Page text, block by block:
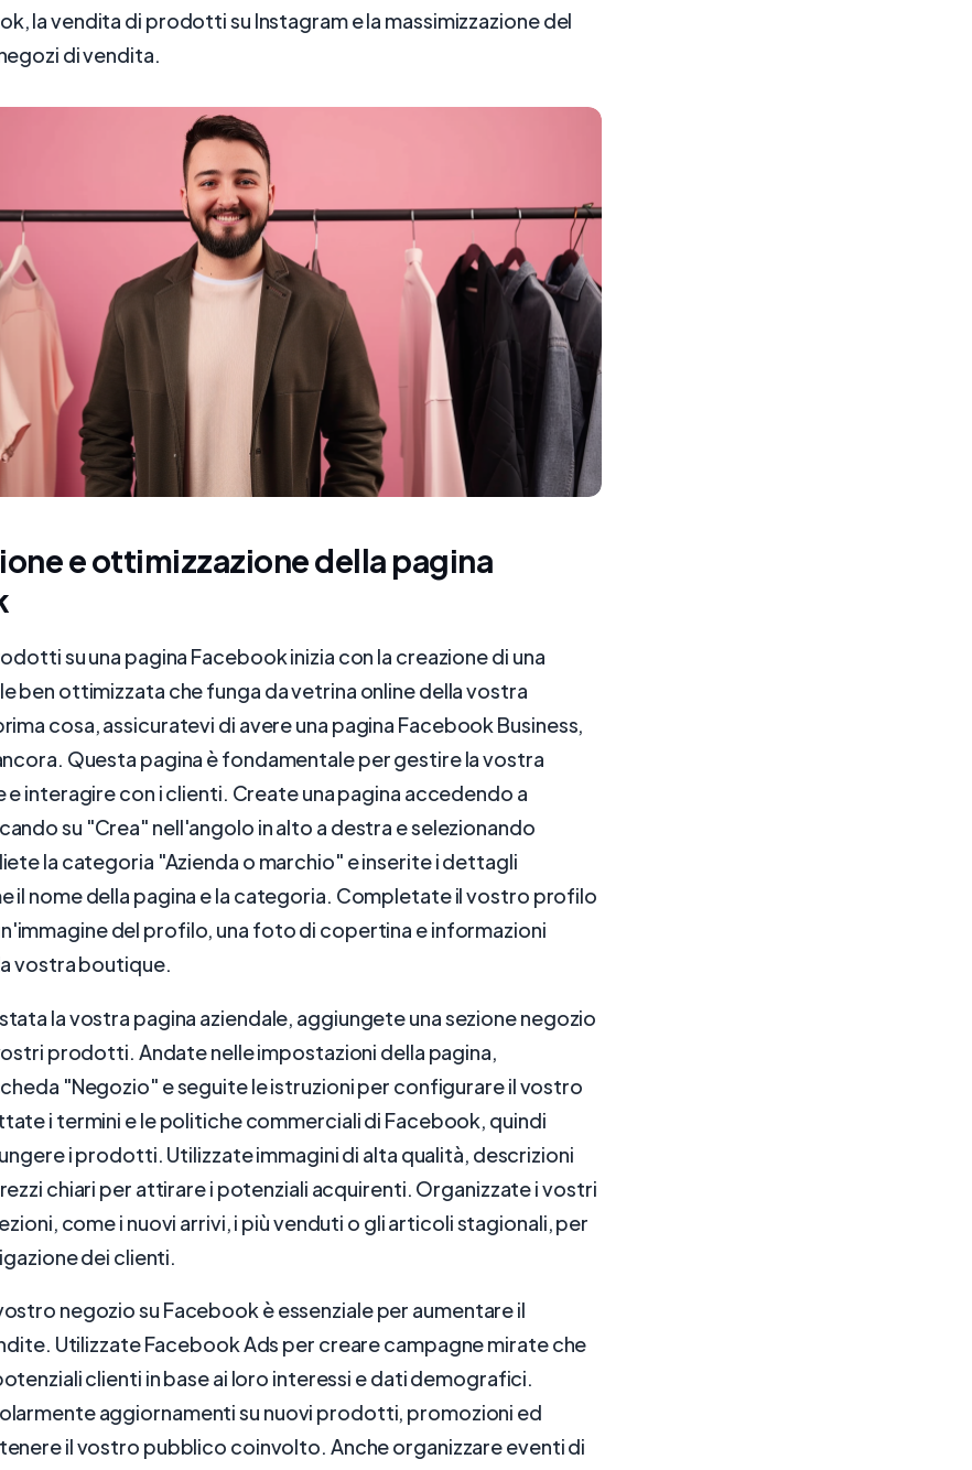
la vendita di prodotti su Instagram e la massimizzazione del
di vendita.
e ottimizzazione della pagina
su una pagina Facebook inizia con la creazione di una
ben ottimizzata che funga da vetrina online della vostra
cosa, assicuratevi di avere una pagina Facebook Business,
Questa pagina è fondamentale per gestire la vostra
e interagire con i clienti. Create una pagina accedendo a
su "Crea" nell'angolo in alto a destra e selezionando
la categoria "Azienda o marchio" e inserite i dettagli
il nome della pagina e la categoria. Completate il vostro profilo
del profilo, una foto di copertina e informazioni
vostra boutique.
la vostra pagina aziendale, aggiungete una sezione negozio
prodotti. Andate nelle impostazioni della pagina,
"Negozio" e seguite le istruzioni per configurare il vostro
i termini e le politiche commerciali di Facebook, quindi
i prodotti. Utilizzate immagini di alta qualità, descrizioni
chiari per attirare i potenziali acquirenti. Organizzate i vostri
come i nuovi arrivi, i più venduti o gli articoli stagionali, per
dei clienti.
negozio su Facebook è essenziale per aumentare il
Utilizzate Facebook Ads per creare campagne mirate che
clienti in base ai loro interessi e dati demografici.
aggiornamenti su nuovi prodotti, promozioni ed
il vostro pubblico coinvolto. Anche organizzare eventi di